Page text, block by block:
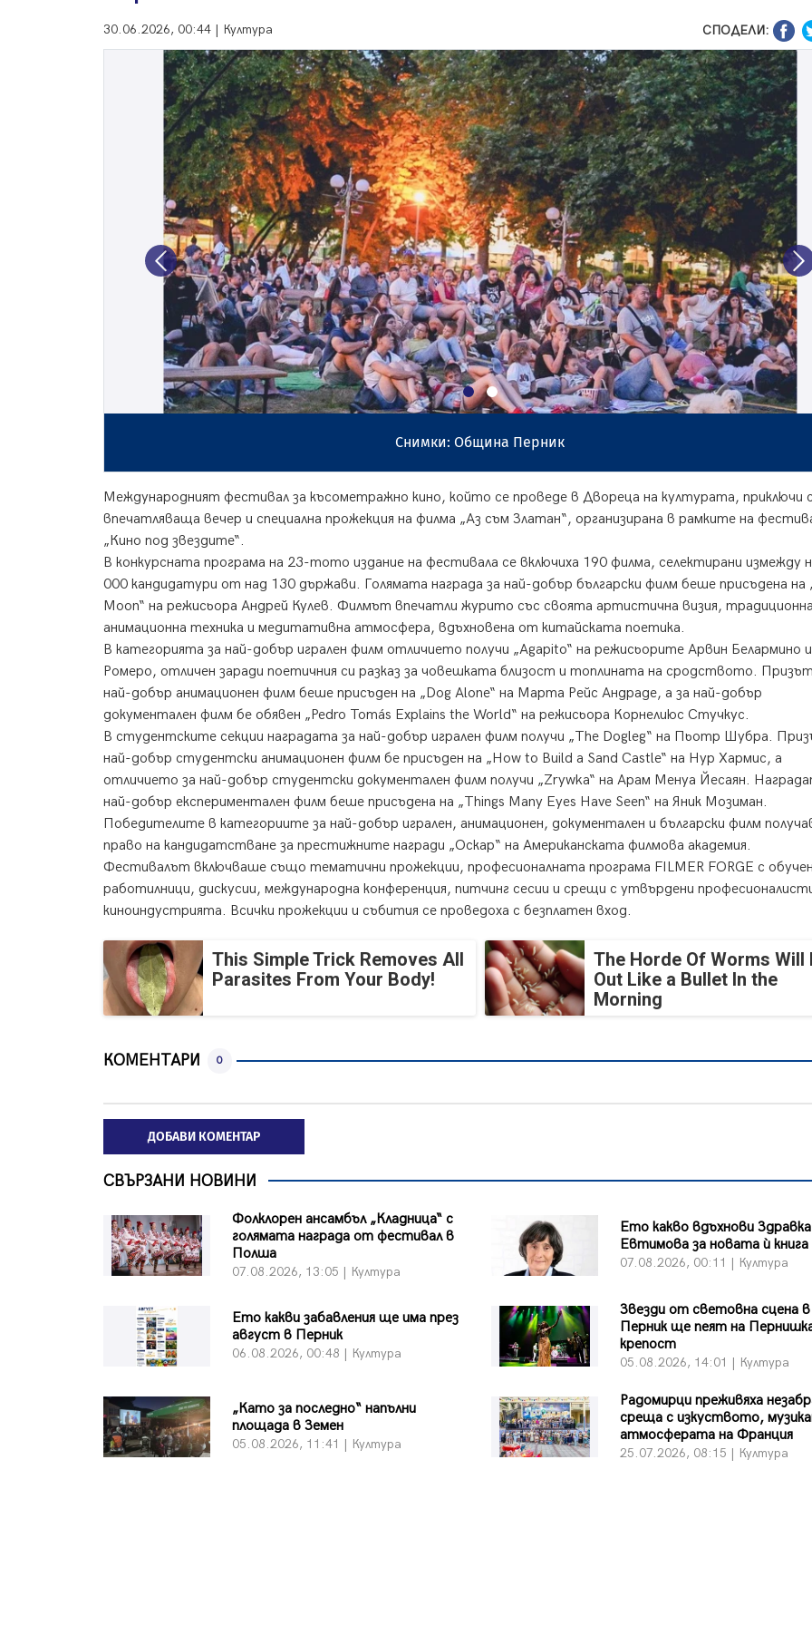
30.06.2026, 00:44 | Култура СПОДЕЛИ:
Снимки: Община Перник
Previous
Международният фестивал за късометражно кино, който се проведе в Двореца на културата, приключи с
впечатляваща вечер и специална прожекция на филма „Аз съм Златан“, организирана в рамките на
„Кино под звездите“.
В конкурсната програма на 23-тото издание на фестивала се включиха 190 филма, селектирани измежду
000 кандидатури от над 130 държави. Голямата награда за най-добър български филм беше присъдена на
Moon“ на режисьора Андрей Кулев. Филмът впечатли журито със своята артистична визия, традиционна
анимационна техника и медитативна атмосфера, вдъхновена от китайската поетика.
В категорията за най-добър игрален филм отличието получи „Agapito“ на режисьорите Арвин Белармино
Ромеро, отличен заради поетичния си разказ за човешката близост и топлината на сродството.
най-добър анимационен филм беше присъден на „Dog Alone“ на Марта Рейс Андраде, а за най-добър
документален филм бе обявен „Pedro Tomás Explains the World“ на режисьора Корнелиюс Стучкус.
В студентските секции наградата за най-добър игрален филм получи „The Dogleg“ на Пьотр Шубра.
най-добър студентски анимационен филм бе присъден на „How to Build a Sand Castle“ на Нур Хармис, а
отличието за най-добър студентски документален филм получи „Zrywka“ на Арам Менуа Йесаян.
най-добър експериментален филм беше присъдена на „Things Many Eyes Have Seen“ на Яник Мозиман.
Победителите в категориите за най-добър игрален, анимационен, документален и български филм
право на кандидатстване за престижните награди „Оскар“ на Американската филмова академия.
Фестивалът включваше също тематични прожекции, професионалната програма FILMER FORGE с
работилници, дискусии, международна конференция, питчинг сесии и срещи с утвърдени
киноиндустрията. Всички прожекции и събития се проведоха с безплатен вход.
This Simple Trick Removes All
Parasites From Your Body!
The Horde Of Worms Will
Out Like a Bullet In the
Morning
КОМЕНТАРИ 0
ДОБАВИ КОМЕНТАР
СВЪРЗАНИ НОВИНИ
Фолклорен ансамбъл „Кладница“ с
голямата награда от фестивал в
Полша
07.08.2026, 13:05 | Култура
Ето какво вдъхнови Здравка
Евтимова за новата ѝ книга
07.08.2026, 00:11 | Култура
Ето какви забавления ще има през
август в Перник
06.08.2026, 00:48 | Култура
Звезди от световна сцена в
Перник ще пеят на
крепост
05.08.2026, 14:01 | Култура
„Като за последно“ напълни
площада в Земен
05.08.2026, 11:41 | Култура
Радомирци преживяха
среща с изкуството,
атмосферата на Франция
25.07.2026, 08:15 | Култура